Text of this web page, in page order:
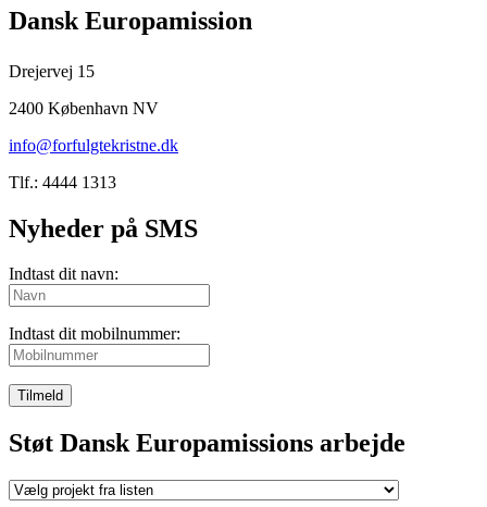
Dansk Europamission
Drejervej 15
2400 København NV
info@forfulgtekristne.dk
Tlf.: 4444 1313
Nyheder på SMS
Indtast dit navn:
Indtast dit mobilnummer:
Tilmeld
Støt Dansk Europamissions arbejde